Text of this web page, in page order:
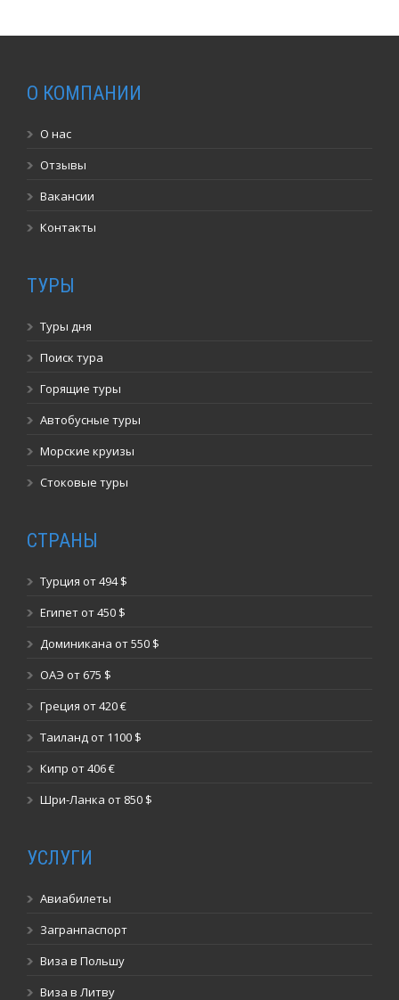
О КОМПАНИИ
О нас
Отзывы
Вакансии
Контакты
ТУРЫ
Туры дня
Поиск тура
Горящие туры
Автобусные туры
Морские круизы
Стоковые туры
СТРАНЫ
Турция от 494 $
Египет от 450 $
Доминикана от 550 $
ОАЭ от 675 $
Греция от 420 €
Таиланд от 1100 $
Кипр от 406 €
Шри-Ланка от 850 $
УСЛУГИ
Авиабилеты
Загранпаспорт
Виза в Польшу
Виза в Литву